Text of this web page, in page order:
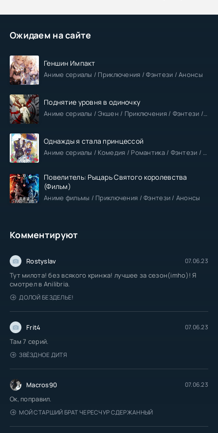
Ожидаем на сайте
Геншин Импакт
Аниме сериалы / Приключения / Фэнтези / Анонсы
Поднятие уровня в одиночку
Аниме сериалы / Экшен / Приключения / Фэнтези / Анонсы
Однажды я стала принцессой
Аниме сериалы / Комедия / Романтика / Фэнтези / Анонсы
Повелитель: Рыцарь Святого королевства
(Фильм)
Аниме фильмы / Приключения / Фэнтези / Анонсы
Комментируют
Rostyslav 07.06.23
Тут милота! без всякого кринжа! лучшее за сезон(imho)! Я
смотрел в Anilibria.
ДОЛОЙ БЕЗДЕЛЬЕ!
Frit4 07.06.23
Там 7 серий.
ЗВЁЗДНОЕ ДИТЯ
Macros90 07.06.23
Ок, поправил.
МОЙ СТАРШИЙ БРАТ ЧЕРЕСЧУР СДЕРЖАННЫЙ